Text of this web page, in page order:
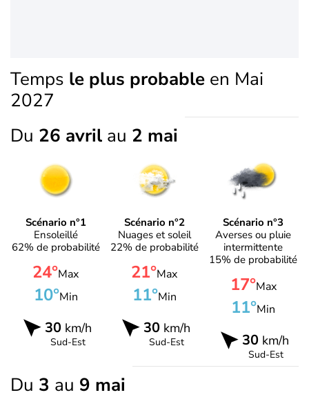
Temps le plus probable en Mai
2027
Du 26 avril au 2 mai
Scénario n°1
Ensoleillé
62% de probabilité
24°Max
10°Min
30km/h
Sud-Est
Scénario n°2
Nuages et soleil
22% de probabilité
21°Max
11°Min
30km/h
Sud-Est
Scénario n°3
Averses ou pluie
intermittente
15% de probabilité
17°Max
11°Min
30 km/h
Sud-Est
Du 3 au 9 mai